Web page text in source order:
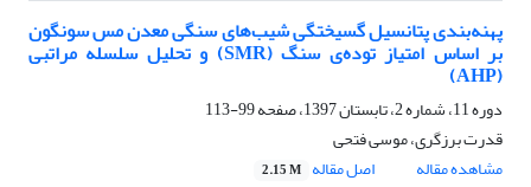
پهنه‌بندی پتانسیل گسیختگی شیب‌های سنگی معدن مس سونگون
بر اساس امتیاز توده‌ی سنگ (SMR) و تحلیل سلسله مراتبی
(AHP)
دوره 11، شماره 2، تابستان 1397، صفحه
99-113
قدرت برزگری، موسی فتحی
مشاهده مقاله
اصل مقاله 2.15 M